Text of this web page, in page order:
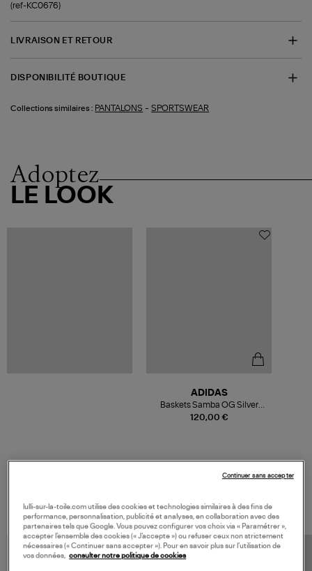
(ref-KC0676)
LIVRAISON ET RETOUR
DISPONIBILITÉ BOUTIQUE
Collections similaires : PANTALONS -SPORTSWEAR
Adoptez
LE LOOK
120,00 €
ADIDAS
Baskets Samba OG Silver
Metallic Cloud White Core
lulli-sur-la-toile.com utilise des cookies et technologies similaires à des fins de
performance, personnalisation, publicité et analyses, en collaboration avec des
partenaires tels que Google. Vous pouvez configurer vos choix via « Paramétrer »,
accepter l’ensemble des cookies (« J’accepte ») ou refuser ceux non strictement
nécessaires (« Continuer sans accepter »). Pour en savoir plus sur l’utilisation de
vos données, consulter notre politique de cookies
Continuer sans accepter